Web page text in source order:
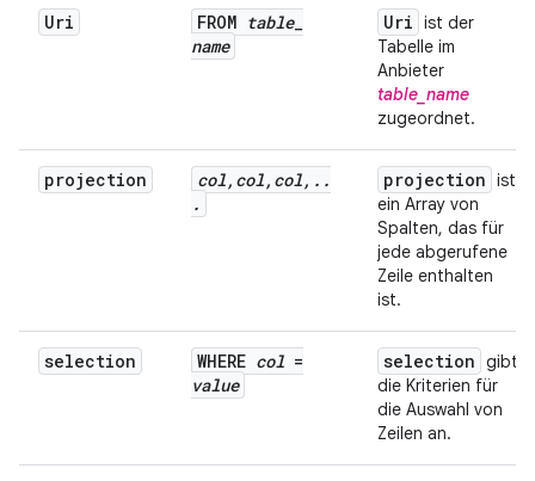
Uri FROM table_
name
Uri ist der
Tabelle im
Anbieter
table_name
zugeordnet.
projection col, col, col, . .
.
projection ist
ein Array von
Spalten, das für
jede abgerufene
Zeile enthalten
ist.
selection WHERE col =
value
selection gibt
die Kriterien für
die Auswahl von
Zeilen an.